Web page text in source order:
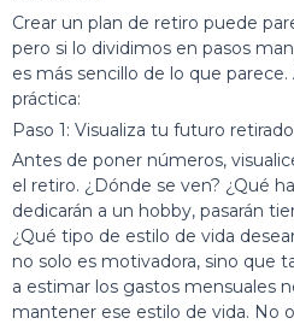
Crear un plan de retiro puede
pero si lo dividimos en pasos
es más sencillo de lo que
práctica:
Paso 1: Visualiza tu futuro retirado
Antes de poner números,
el retiro. ¿Dónde se ven? ¿Qué
dedicarán a un hobby, pasarán
¿Qué tipo de estilo de vida
no solo es motivadora, sino que
a estimar los gastos mensuales
mantener ese estilo de vida. No